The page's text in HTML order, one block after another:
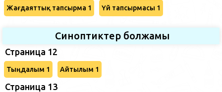
Жағдаяттық тапсырма 1 Үй тапсырмасы 1
Синоптиктер болжамы
Страница 12
Тыңдалым 1 Айтылым 1
Страница 13